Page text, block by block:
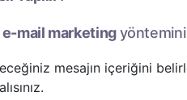
e-mail marketing
mesajın içeriğini